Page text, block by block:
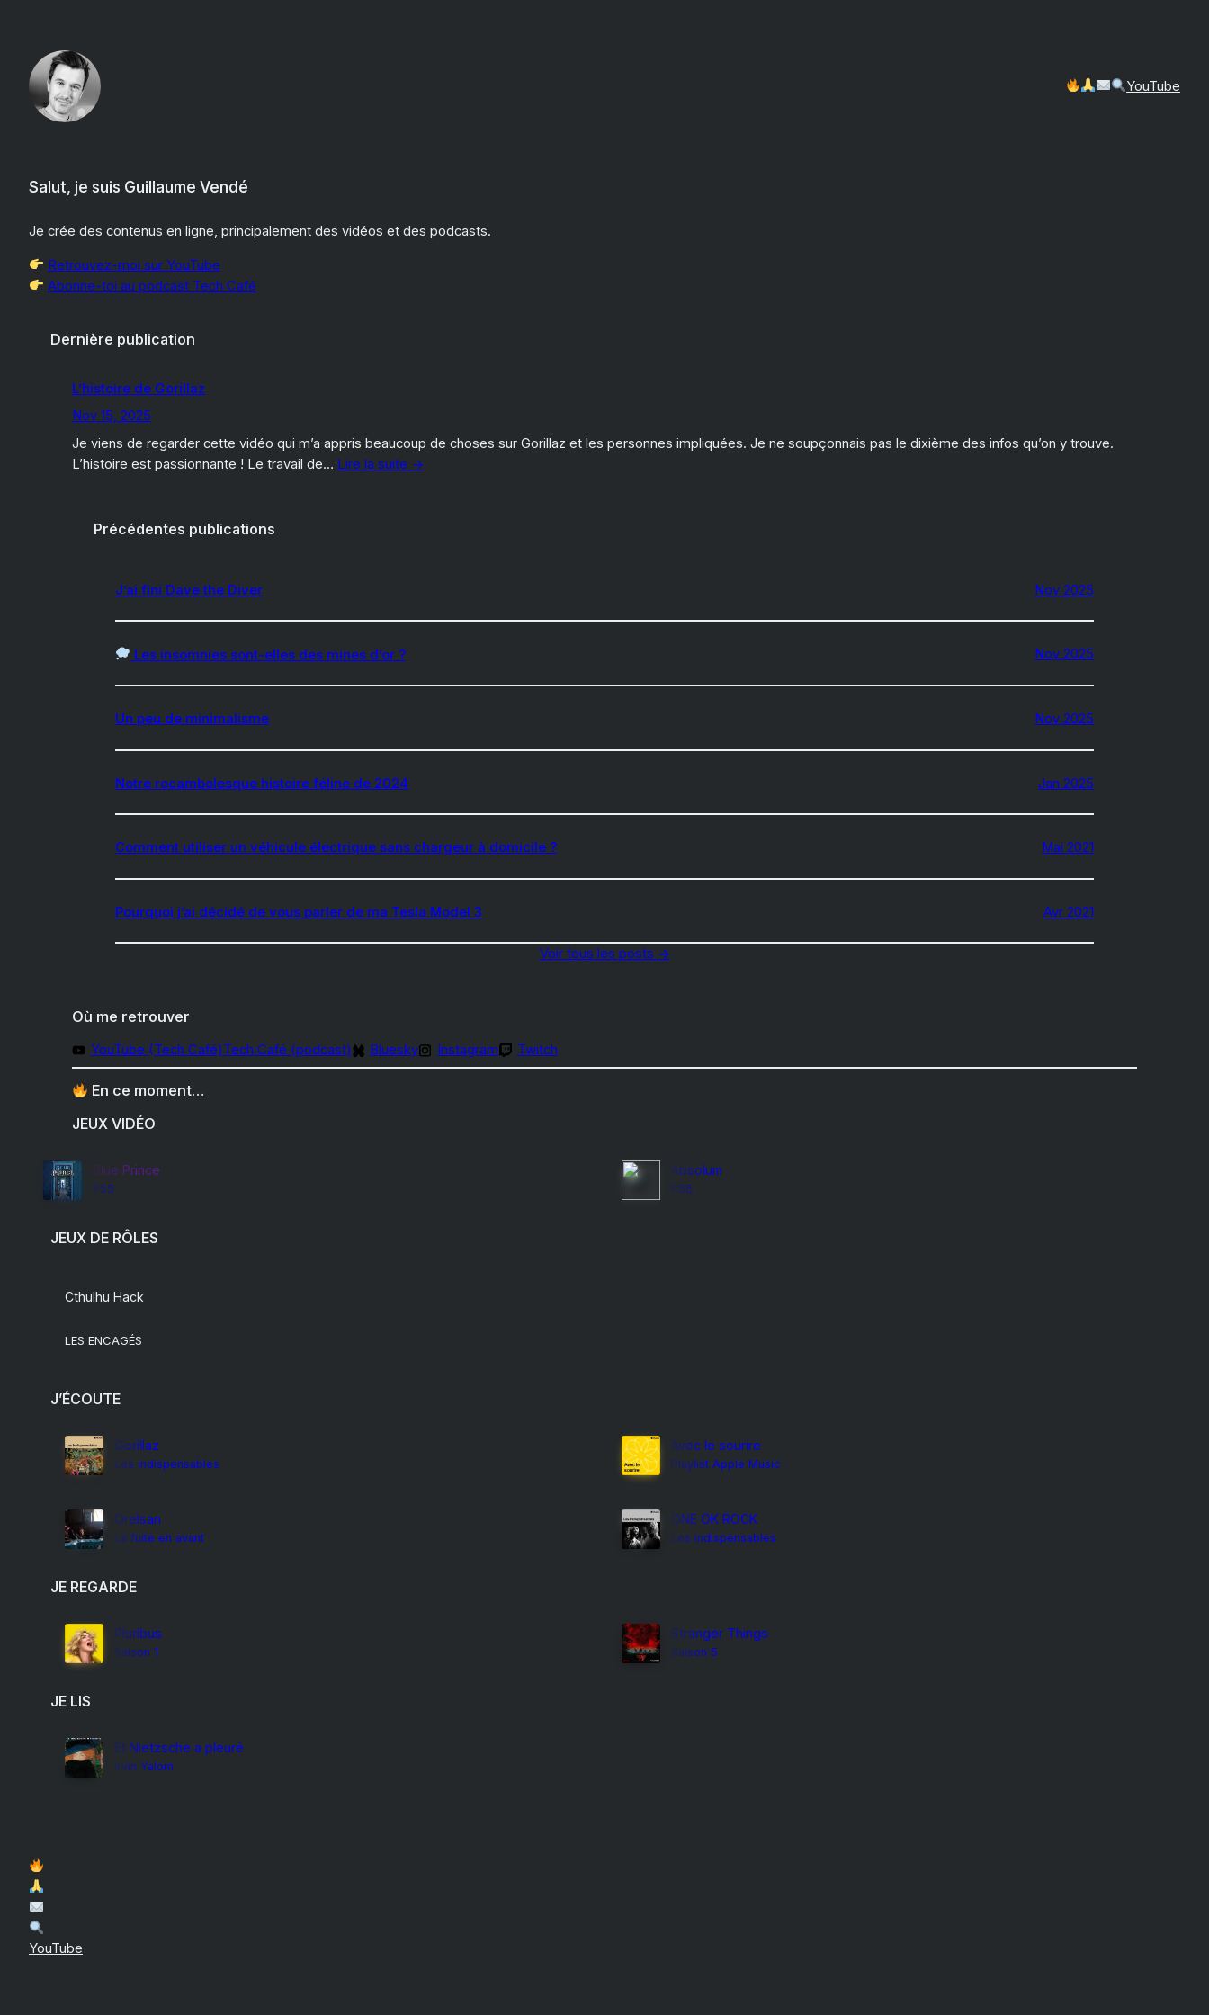
contenu
YouTube
Salut, je suis Guillaume Vendé
Je crée des contenus en ligne, principalement des vidéos et des podcasts.
Retrouvez-moi sur YouTube
Abonne-toi au podcast Tech Café
Dernière publication
L’histoire de Gorillaz
Nov 15, 2025
Je viens de regarder cette vidéo qui m’a appris beaucoup de choses sur Gorillaz et les personnes impliquées. Je ne soupçonnais pas le dixième des infos qu’on y trouve.
L’histoire est passionnante ! Le travail de… Lire la suite →
Précédentes publications
J’ai fini Dave the Diver Nov 2025
Les insomnies sont-elles des mines d’or ? Nov 2025
Un peu de minimalisme Nov 2025
Notre rocambolesque histoire féline de 2024 Jan 2025
Comment utiliser un véhicule électrique sans chargeur à domicile ? Mai 2021
Pourquoi j’ai décidé de vous parler de ma Tesla Model 3 Avr 2021
Voir tous les posts →
Où me retrouver
YouTube (Tech Café)Tech Café (podcast) Bluesky Instagram Twitch
En ce moment…
JEUX VIDÉO
Blue Prince
PS5
Absolum
PS5
JEUX DE RÔLES
Cthulhu Hack
LES ENCAGÉS
J’ÉCOUTE
Gorillaz
Les indispensables
Avec le sourire
Playlist Apple Music
Orelsan
La fuite en avant
ONE OK ROCK
Les indispensables
JE REGARDE
Pluribus
Saison 1
Stranger Things
Saison 5
JE LIS
Et Nietzsche a pleuré
Irvin Yalom
YouTube